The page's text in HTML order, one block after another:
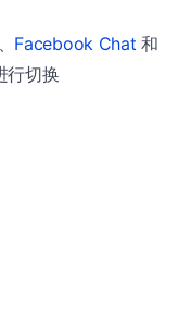
Facebook Chat 和
行切换